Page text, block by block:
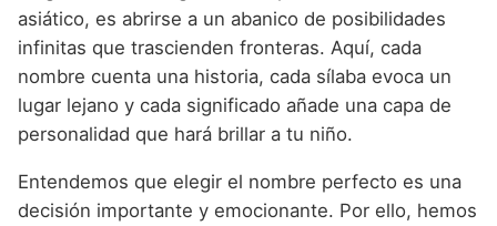
Nombres de niño que empiezan por O
Nombres de niño que empiezan por P
Nombres de niño que empiezan por Q
Nombres de niño que empiezan por S
Nombres de Niño Riojanos
Nombres de Niño Valencianos
Nombres de Niño Vascos
Nombres de Niño Portugueses
Nombres de Niño Rumanos
Nombres de Niño Rusos
asiático, es abrirse a un abanico de posibilidades
infinitas que trascienden fronteras. Aquí, cada
nombre cuenta una historia, cada sílaba evoca un
lugar lejano y cada significado añade una capa de
personalidad que hará brillar a tu niño.
Entendemos que elegir el nombre perfecto es una
decisión importante y emocionante. Por ello, hemos